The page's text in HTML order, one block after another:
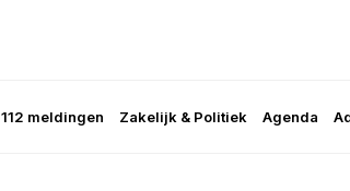
112 meldingen Zakelijk & Politiek Agenda